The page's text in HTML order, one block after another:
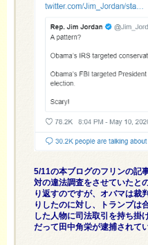
5/11の本ブログのフリンの記
対の違法調査をさせていたと
り返すのですが、オバマは裁
りしたのに対し、トランプは
した人物に司法取引を持ち掛
だって田中角栄が逮捕されてい